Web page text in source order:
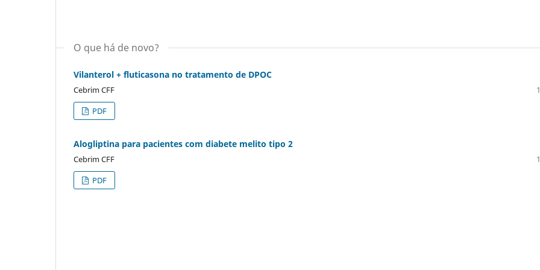
O que há de novo?
Vilanterol + fluticasona no tratamento de DPOC
Cebrim CFF
PDF
Alogliptina para pacientes com diabete melito tipo 2
Cebrim CFF
PDF